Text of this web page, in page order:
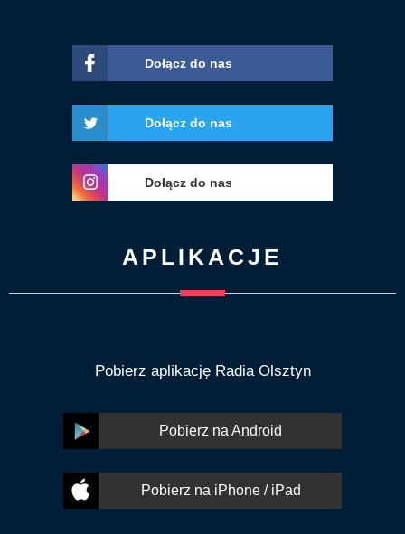
Dołącz do nas
Dołącz do nas
Dołącz do nas
APLIKACJE
Pobierz aplikację Radia Olsztyn
Pobierz na Android
Pobierz na iPhone / iPad